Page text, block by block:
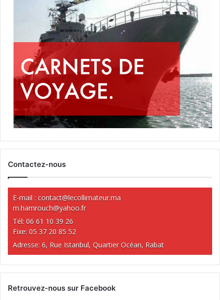
Contactez-nous
E-mail : contact@lecollimateur.ma
m.hamrouch@yahoo.fr
Tél: 06 61 10 39 26
Fixe: 05 37 20 85 52
Adresse: 6, Rue Istanbul, Quartier Océan, Rabat
Retrouvez-nous sur Facebook